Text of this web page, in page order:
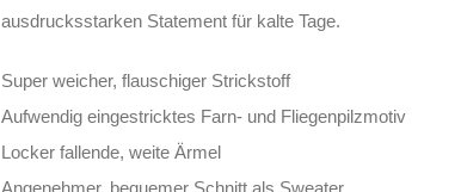
ausdrucksstarken Statement für kalte Tage.
Super weicher, flauschiger Strickstoff
Aufwendig eingestricktes Farn- und Fliegenpilzmotiv
Locker fallende, weite Ärmel
Angenehmer, bequemer Schnitt als Sweater